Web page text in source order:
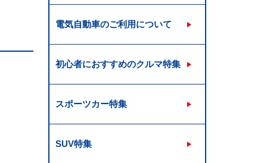
電気自動車のご利用について
初心者におすすめのクルマ特集
スポーツカー特集
SUV特集